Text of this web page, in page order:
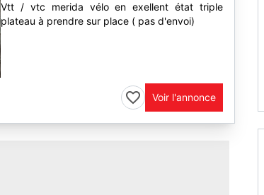
Vtt / vtc merida vélo en exellent état triple
plateau à prendre sur place ( pas d'envoi)
Voir l'annonce